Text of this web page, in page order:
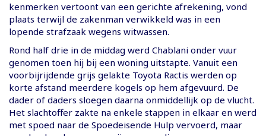
kenmerken vertoont van een gerichte afrekening, vond
plaats terwijl de zakenman verwikkeld was in een
lopende strafzaak wegens witwassen.
Rond half drie in de middag werd Chablani onder vuur
genomen toen hij bij een woning uitstapte. Vanuit een
voorbijrijdende grijs gelakte Toyota Ractis werden op
korte afstand meerdere kogels op hem afgevuurd. De
dader of daders sloegen daarna onmiddellijk op de vlucht.
Het slachtoffer zakte na enkele stappen in elkaar en werd
met spoed naar de Spoedeisende Hulp vervoerd, maar